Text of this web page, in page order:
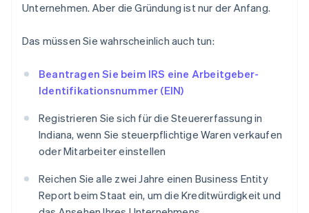
Unternehmen. Aber die Gründung ist nur der Anfang.
Das müssen Sie wahrscheinlich auch tun:
Beantragen Sie beim IRS eine Arbeitgeber-
Identifikationsnummer (EIN)
Registrieren Sie sich für die Steuererfassung in
Indiana, wenn Sie steuerpflichtige Waren verkaufen
oder Mitarbeiter einstellen
Reichen Sie alle zwei Jahre einen Business Entity
Report beim Staat ein, um die Kreditwürdigkeit und